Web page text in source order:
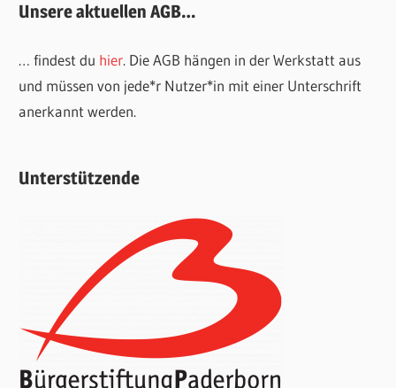
Unsere aktuellen AGB…
… findest du hier. Die AGB hängen in der Werkstatt aus
und müssen von jede*r Nutzer*in mit einer Unterschrift
anerkannt werden.
Unterstützende